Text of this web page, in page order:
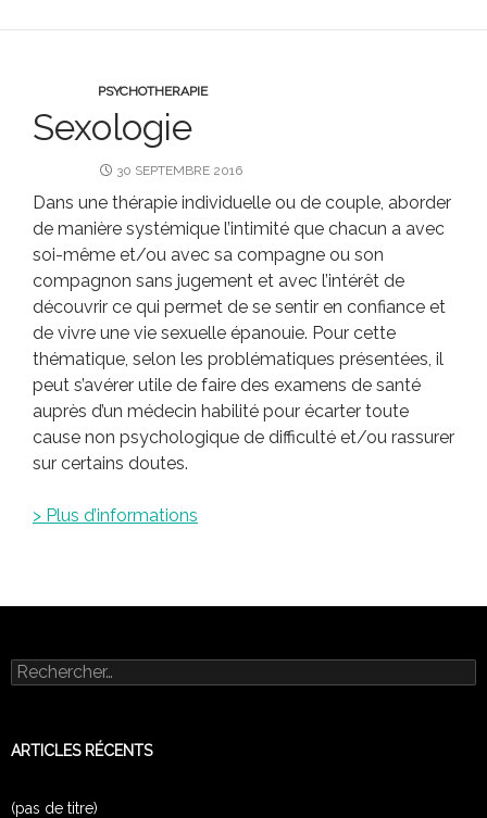
PSYCHOTHERAPIE
Sexologie
30 SEPTEMBRE 2016
Dans une thérapie individuelle ou de couple, aborder
de manière systémique l’intimité que chacun a avec
soi-même et/ou avec sa compagne ou son
compagnon sans jugement et avec l’intérêt de
découvrir ce qui permet de se sentir en confiance et
de vivre une vie sexuelle épanouie. Pour cette
thématique, selon les problématiques présentées, il
peut s’avérer utile de faire des examens de santé
auprès d’un médecin habilité pour écarter toute
cause non psychologique de difficulté et/ou rassurer
sur certains doutes.
> Plus d’informations
Rechercher :
ARTICLES RÉCENTS
(pas de titre)